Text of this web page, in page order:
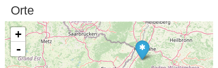
Orte
+
-